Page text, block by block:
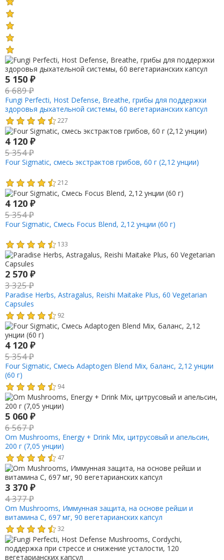
5 150 ₽
6 689₽
Fungi Perfecti, Host Defense, Breathe, грибы для поддержки
здоровья дыхательной системы, 60 вегетарианских капсул
227
4 120 ₽
5 354₽
Four Sigmatic, смесь экстрактов грибов, 60 г (2,12 унции)
212
4 120 ₽
5 354₽
Four Sigmatic, Смесь Focus Blend, 2,12 унции (60 г)
133
2 570 ₽
3 325₽
Paradise Herbs, Astragalus, Reishi Maitake Plus, 60 Vegetarian
Capsules
92
4 120 ₽
5 354₽
Four Sigmatic, Смесь Adaptogen Blend Mix, баланс, 2,12 унции
(60 г)
94
5 060 ₽
6 567₽
Om Mushrooms, Energy + Drink Mix, цитрусовый и апельсин,
200 г (7,05 унции)
47
3 370 ₽
4 377₽
Om Mushrooms, Иммунная защита, на основе рейши и
витамина C, 697 мг, 90 вегетарианских капсул
32